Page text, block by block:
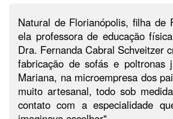
Natural de Florianópolis, filha de
ela professora de educação
Dra. Fernanda Cabral Schveitzer
fabricação de sofás e poltronas
Mariana, na microempresa dos
muito artesanal, todo sob
contato com a especialidade